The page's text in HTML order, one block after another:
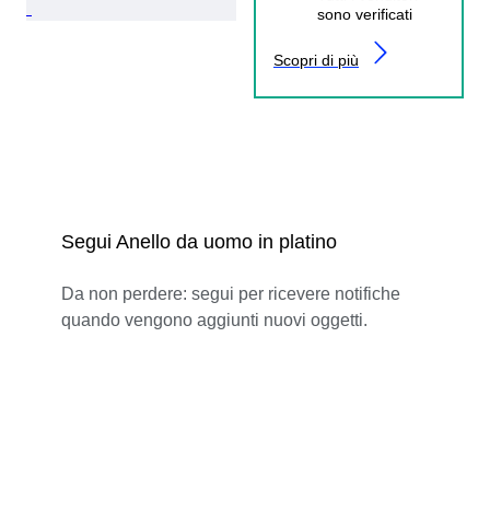
sono verificati
Scopri di più
Segui Anello da uomo in platino
Da non perdere: segui per ricevere notifiche
quando vengono aggiunti nuovi oggetti.